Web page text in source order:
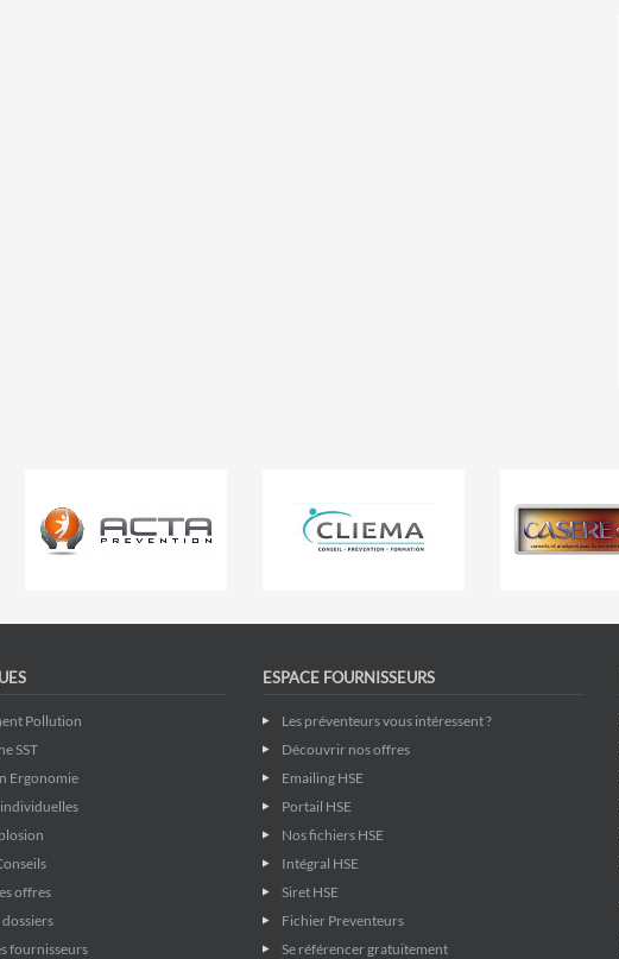
Pollution
SST
Ergonomie
offres
fournisseurs
ESPACE FOURNISSEURS
Les préventeurs vous intéressent ?
Découvrir nos offres
Emailing HSE
Portail HSE
Nos fichiers HSE
Intégral HSE
Siret HSE
Fichier Preventeurs
Se référencer gratuitement